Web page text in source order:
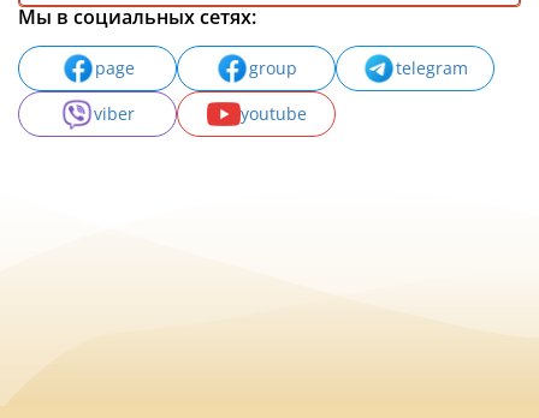
Мы в социальных сетях:
page group
telegram
viber
youtube